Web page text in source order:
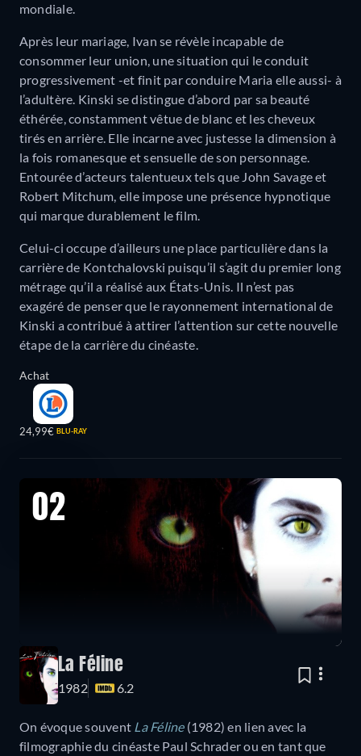
mondiale.
Après leur mariage, Ivan se révèle incapable de
consommer leur union, une situation qui le conduit
progressivement -et finit par conduire Maria elle aussi- à
l’adultère. Kinski se distingue d’abord par sa beauté
éthérée, constamment vêtue de blanc et les cheveux
tirés en arrière. Elle incarne avec justesse la dimension à
la fois romanesque et sensuelle de son personnage.
Entourée d’acteurs talentueux tels que John Savage et
Robert Mitchum, elle impose une présence hypnotique
qui marque durablement le film.
Celui-ci occupe d’ailleurs une place particulière dans la
carrière de Kontchalovski puisqu’il s’agit du premier long
métrage qu’il a réalisé aux États-Unis. Il n’est pas
exagéré de penser que le rayonnement international de
Kinski a contribué à attirer l’attention sur cette nouvelle
étape de la carrière du cinéaste.
Achat
24,99€ BLU-RAY
02
La Féline
1982 6.2
On évoque souvent La Féline(1982) en lien avec la
filmographie du cinéaste Paul Schrader ou en tant que